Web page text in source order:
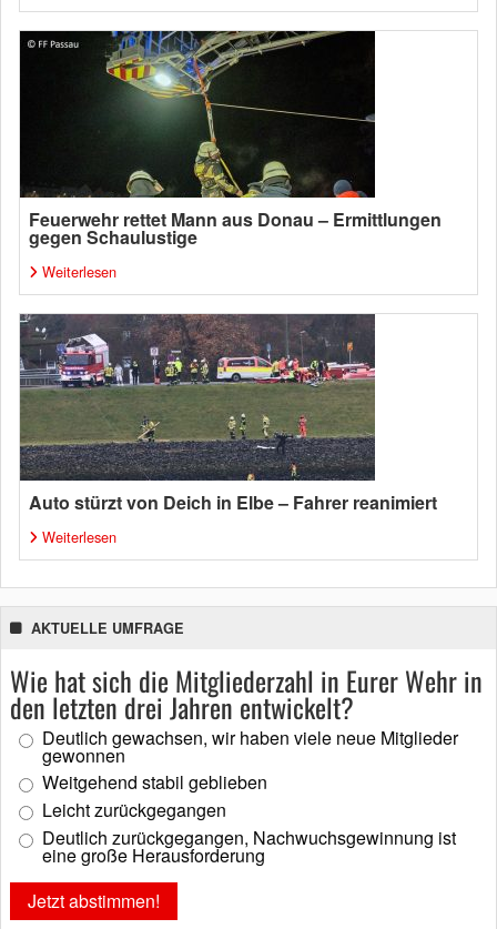
Feuerwehr rettet Mann aus Donau – Ermittlungen
gegen Schaulustige
Weiterlesen
Auto stürzt von Deich in Elbe – Fahrer reanimiert
Weiterlesen
AKTUELLE UMFRAGE
Wie hat sich die Mitgliederzahl in Eurer Wehr in
den letzten drei Jahren entwickelt?
Deutlich gewachsen, wir haben viele neue Mitglieder
gewonnen
Weitgehend stabil geblieben
Leicht zurückgegangen
Deutlich zurückgegangen, Nachwuchsgewinnung ist
eine große Herausforderung